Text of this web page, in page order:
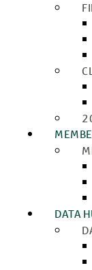
DATA